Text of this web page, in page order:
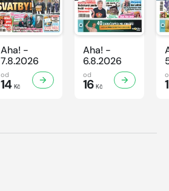
Aha! -
7.8.2026
od
14Kč
Aha! -
6.8.2026
od
16 Kč